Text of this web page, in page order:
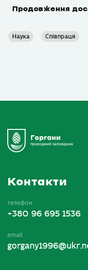
Продовження
Наука Співпраця
Контакти
телефон
+380 96 695 1536
email